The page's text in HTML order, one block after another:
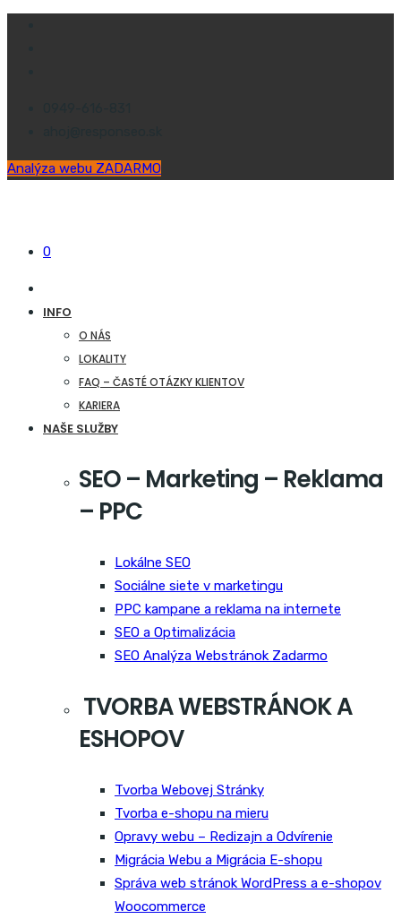
Analýza webu ZADARMO
0
INFO
O NÁS
LOKALITY
FAQ – ČASTÉ OTÁZKY KLIENTOV
KARIERA
NAŠE SLUŽBY
SEO – Marketing – Reklama
– PPC
Lokálne SEO
Sociálne siete v marketingu
PPC kampane a reklama na internete
SEO a Optimalizácia
SEO Analýza Webstránok Zadarmo
TVORBA WEBSTRÁNOK A
ESHOPOV
Tvorba Webovej Stránky
Tvorba e-shopu na mieru
Opravy webu – Redizajn a Odvírenie
Migrácia Webu a Migrácia E-shopu
Správa web stránok WordPress a e-shopov
Woocommerce